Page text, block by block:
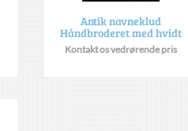
Antik navneklud
Håndbroderet med hvidt
Kontakt os vedrørende pris